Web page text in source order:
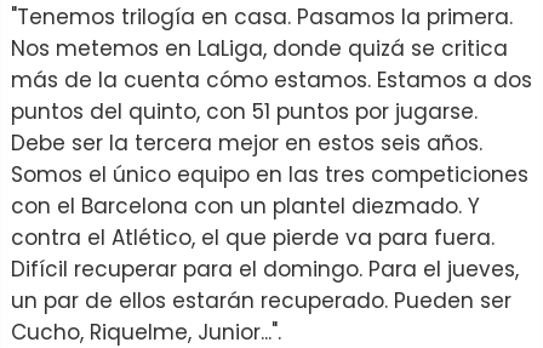
"Tenemos trilogía en casa. Pasamos la primera.
Nos metemos en LaLiga, donde quizá se critica
más de la cuenta cómo estamos. Estamos a dos
puntos del quinto, con 51 puntos por jugarse.
Debe ser la tercera mejor en estos seis años.
Somos el único equipo en las tres competiciones
con el Barcelona con un plantel diezmado. Y
contra el Atlético, el que pierde va para fuera.
Difícil recuperar para el domingo. Para el jueves,
un par de ellos estarán recuperado. Pueden ser
Cucho, Riquelme, Junior...".